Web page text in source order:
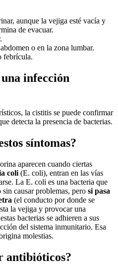
aunque la vejiga esté vacía y
de evacuar.
o en la zona lumbar.
febrícula.
infección
la cistitis se puede confirmar
detecta la presencia de bacterias.
síntomas?
aparecen cuando ciertas
coli (E. coli), entran en las vías
La E. coli es una bacteria que
causar problemas, pero si pasa
(el conducto por donde se
la vejiga y provocar una
bacterias se adhieren a sus
del sistema inmunitario. Esa
molestias.
antibióticos?